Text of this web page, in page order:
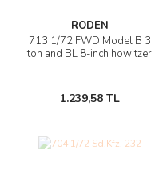
RODEN
713 1/72 FWD Model B 3
ton and BL 8-inch howitzer
1.239,58 TL